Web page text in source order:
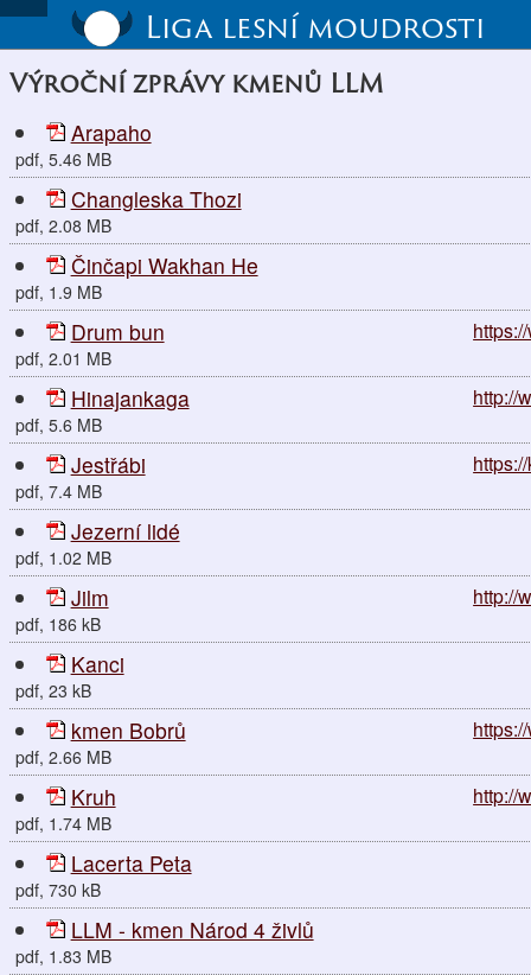
Liga lesní moudrosti
Výroční zprávy kmenů LLM
Arapaho
pdf, 5.46 MB
Changleska Thozi
pdf, 2.08 MB
Činčapi Wakhan He
pdf, 1.9 MB
Drum bun
pdf, 2.01 MB
Hinajankaga http://
pdf, 5.6 MB
Jestřábi
pdf, 7.4 MB
Jezerní lidé
pdf, 1.02 MB
Jilm http://
pdf, 186 kB
Kanci
pdf, 23 kB
kmen Bobrů
pdf, 2.66 MB
Kruh http://
pdf, 1.74 MB
Lacerta Peta
pdf, 730 kB
LLM - kmen Národ 4 živlů
pdf, 1.83 MB